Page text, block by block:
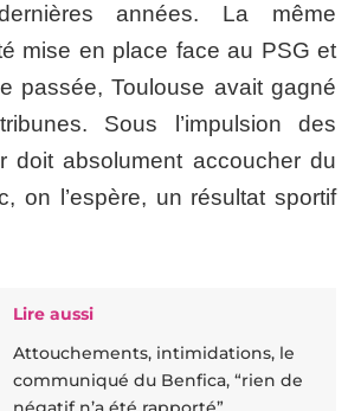
années. La même
mise en place face au PSG et
passée, Toulouse avait gagné
Sous l’impulsion des
doit absolument accoucher du
on l’espère, un résultat sportif
Lire aussi
Attouchements, intimidations, le
communiqué du Benfica, “rien de